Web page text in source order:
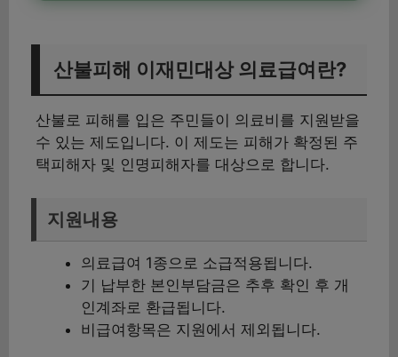
산불피해 이재민대상 의료급여란?
산불로 피해를 입은 주민들이 의료비를 지원받을
수 있는 제도입니다. 이 제도는 피해가 확정된 주
택피해자 및 인명피해자를 대상으로 합니다.
지원내용
의료급여 1종으로 소급적용됩니다.
기 납부한 본인부담금은 추후 확인 후 개
인계좌로 환급됩니다.
비급여항목은 지원에서 제외됩니다.